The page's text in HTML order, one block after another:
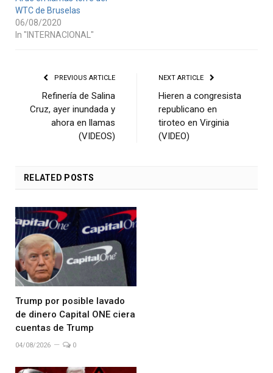
WTC de Bruselas
06/08/2020
In "INTERNACIONAL"
PREVIOUS ARTICLE
Refinería de Salina
Cruz, ayer inundada y
ahora en llamas
(VIDEOS)
NEXT ARTICLE
Hieren a congresista
republicano en
tiroteo en Virginia
(VIDEO)
RELATED POSTS
Trump por posible lavado
de dinero Capital ONE ciera
cuentas de Trump
04/08/2026 0